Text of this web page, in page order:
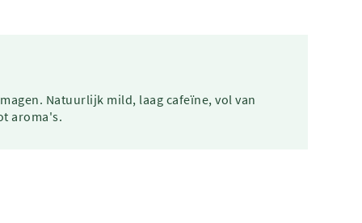
Natuurlijk mild, laag cafeïne, vol van
aroma's.